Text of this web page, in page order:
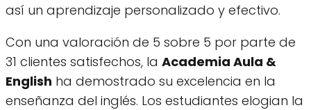
así un aprendizaje personalizado y efectivo.
Con una valoración de 5 sobre 5 por parte de
31 clientes satisfechos, la Academia Aula &
English ha demostrado su excelencia en la
enseñanza del inglés. Los estudiantes elogian la